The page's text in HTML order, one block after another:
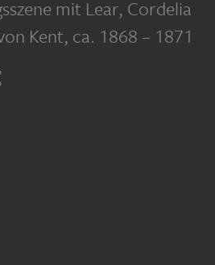
Reichsteilungsszene: Lear, Goneril und Regan sowie Cordelia
mit Lear, Cordelia
Kent, ca. 1868 – 1871